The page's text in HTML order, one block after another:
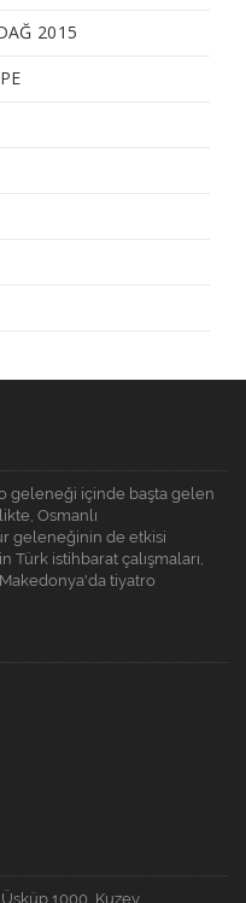
2015
geleneği içinde başta gelen
Osmanlı
geleneğinin de etkisi
Türk istihbarat çalışmaları,
tiyatro
1000, Kuzey